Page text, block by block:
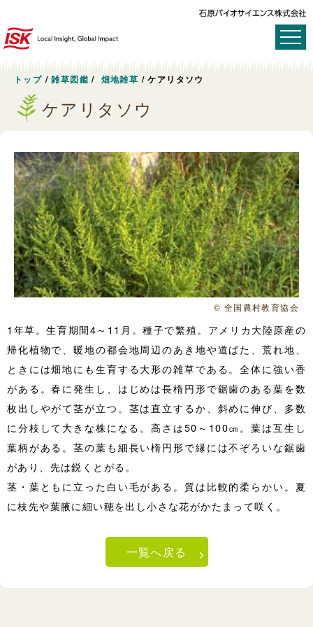
トップ /雑草図鑑 / 畑地雑草 /ケアリタソウ
ケアリタソウ
© 全国農村教育協会
1年草。生育期間4～11月。種子で繁殖。アメリカ大陸原産の
帰化植物で、暖地の都会地周辺のあき地や道ばた、荒れ地、
ときには畑地にも生育する大形の雑草である。全体に強い香
がある。春に発生し、はじめは長楕円形で鋸歯のある葉を数
枚出しやがて茎が立つ。茎は直立するか、斜めに伸び、多数
に分枝して大きな株になる。高さは50～100㎝。葉は互生し
葉柄がある。茎の葉も細長い楕円形で縁には不ぞろいな鋸歯
があり、先は鋭くとがる。
茎・葉ともに立った白い毛がある。質は比較的柔らかい。夏
に枝先や葉腋に細い穂を出し小さな花がかたまって咲く。
一覧へ戻る